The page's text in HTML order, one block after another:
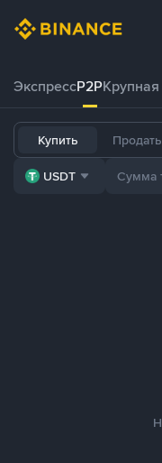
ЭкспрессP2PКрупная
Купить Продать
USDT